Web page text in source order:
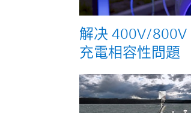
解决 400V/800V
充電相容性問題